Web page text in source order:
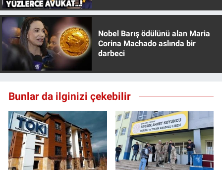
Nobel Barış ödülünü alan Maria
Corina Machado aslında bir
darbeci
Bunlar da ilginizi çekebilir